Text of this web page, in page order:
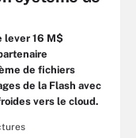
lever 16 M$
de fichiers
de la Flash avec
vers le cloud.